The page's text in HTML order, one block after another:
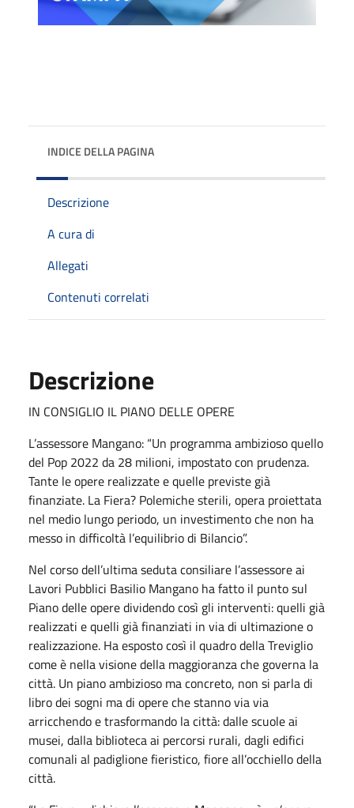
INDICE DELLA PAGINA
Descrizione
A cura di
Allegati
Contenuti correlati
Descrizione
IN CONSIGLIO IL PIANO DELLE OPERE
L’assessore Mangano: “Un programma ambizioso quello
del Pop 2022 da 28 milioni, impostato con prudenza.
Tante le opere realizzate e quelle previste già
finanziate. La Fiera? Polemiche sterili, opera proiettata
nel medio lungo periodo, un investimento che non ha
messo in difficoltà l’equilibrio di Bilancio”.
Nel corso dell’ultima seduta consiliare l’assessore ai
Lavori Pubblici Basilio Mangano ha fatto il punto sul
Piano delle opere dividendo così gli interventi: quelli già
realizzati e quelli già finanziati in via di ultimazione o
realizzazione. Ha esposto così il quadro della Treviglio
come è nella visione della maggioranza che governa la
città. Un piano ambizioso ma concreto, non si parla di
libro dei sogni ma di opere che stanno via via
arricchendo e trasformando la città: dalle scuole ai
musei, dalla biblioteca ai percorsi rurali, dagli edifici
comunali al padiglione fieristico, fiore all’occhiello della
città.